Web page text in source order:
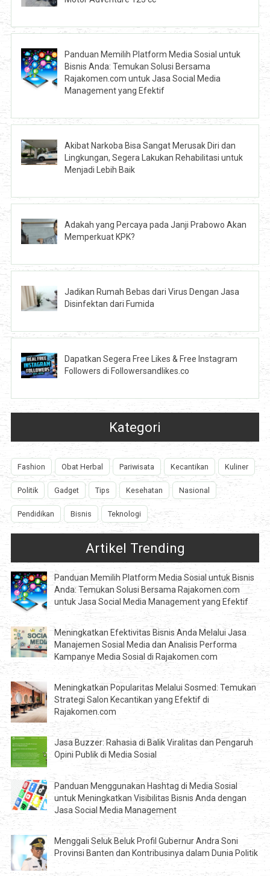
Panduan Memilih Platform Media Sosial untuk
Bisnis Anda: Temukan Solusi Bersama
Rajakomen.com untuk Jasa Social Media
Management yang Efektif
Akibat Narkoba Bisa Sangat Merusak Diri dan
Lingkungan, Segera Lakukan Rehabilitasi untuk
Menjadi Lebih Baik
Adakah yang Percaya pada Janji Prabowo Akan
Memperkuat KPK?
Jadikan Rumah Bebas dari Virus Dengan Jasa
Disinfektan dari Fumida
Dapatkan Segera Free Likes & Free Instagram
Followers di Followersandlikes.co
Kategori
Fashion Obat Herbal Pariwisata Kecantikan Kuliner
Politik Gadget Tips Kesehatan Nasional
Pendidikan Bisnis Teknologi
Artikel Trending
Panduan Memilih Platform Media Sosial untuk Bisnis
Anda: Temukan Solusi Bersama Rajakomen.com
untuk Jasa Social Media Management yang Efektif
Meningkatkan Efektivitas Bisnis Anda Melalui Jasa
Manajemen Sosial Media dan Analisis Performa
Kampanye Media Sosial di Rajakomen.com
Meningkatkan Popularitas Melalui Sosmed: Temukan
Strategi Salon Kecantikan yang Efektif di
Rajakomen.com
Jasa Buzzer: Rahasia di Balik Viralitas dan Pengaruh
Opini Publik di Media Sosial
Panduan Menggunakan Hashtag di Media Sosial
untuk Meningkatkan Visibilitas Bisnis Anda dengan
Jasa Social Media Management
Menggali Seluk Beluk Profil Gubernur Andra Soni
Provinsi Banten dan Kontribusinya dalam Dunia Politik